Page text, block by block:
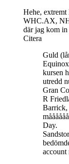
Hehe, extremt
WHC.AX,
där jag kom in
Citera
Guld
kursen
utredd
Gran
R
Barrick,
Day.
account